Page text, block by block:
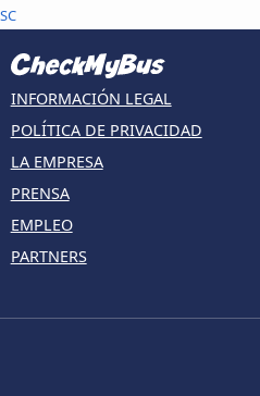
SC
INFORMACIÓN LEGAL
POLÍTICA DE PRIVACIDAD
LA EMPRESA
PRENSA
EMPLEO
PARTNERS